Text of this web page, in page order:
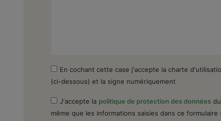
En cochant cette case j'accepte la charte
(ci-dessous) et la signe numériquement
J'accepte la politique de protection des données
même que les informations saisies dans ce